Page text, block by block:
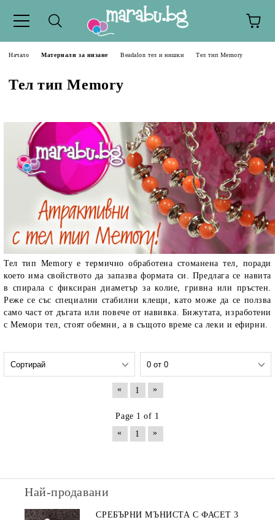
Начало Материали за низане Beadalon тел и нишки Тел тип Memory
Тел тип Memory
Тел тип Memory e термично обработена стоманена тел, поради
което има свойството да запазва формата си. Предлага се навита
в спирала с фиксиран диаметър за колие, гривна или пръстен.
Реже се със специални стабилни клещи, като може да се ползва
само част от дъгата или повече от навивка. Бижутата, изработени
с Мемори тел, стоят обемни, а в същото време са леки и ефирни.
« 1 »
Page 1 of 1
«
1 »
Най-продавани
СРЕБЪРНИ МЪНИСТА С ФАСЕТ 3